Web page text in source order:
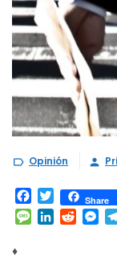
 Opinión 
Facebook
TwitterShare
Message
LinkedInReddit
♦